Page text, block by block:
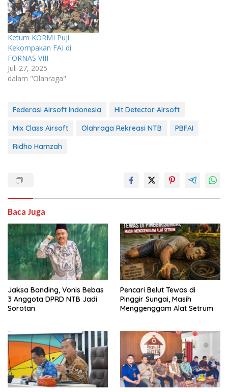
Ketum KORMI Puji
Kekompakan FAI di
FORNAS VIII
Juli 27, 2025
dalam "Olahraga"
Federasi Airsoft Indonesia
Hit Detector Airsoft
Mix Class Airsoft
Olahraga Rekreasi NTB
PBFAI
Ridho Hamzah
Baca Juga
Jaksa Banding, Vonis Bebas
3 Anggota DPRD NTB Jadi
Sorotan
Pencari Belut Tewas di
Pinggir Sungai, Masih
Menggenggam Alat Setrum